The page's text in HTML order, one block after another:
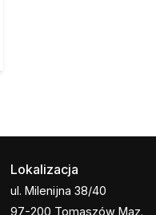
Lokalizacja
ul. Milenijna 38/40
97-200 Tomaszów Maz.